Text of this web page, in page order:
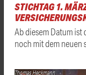
STICHTAG 1.
Ab diesem Datum
noch mit dem
Thomas Heckmann